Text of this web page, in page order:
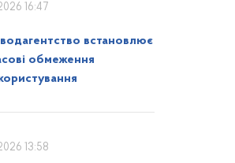
16:47
встановлює
обмеження
13:58